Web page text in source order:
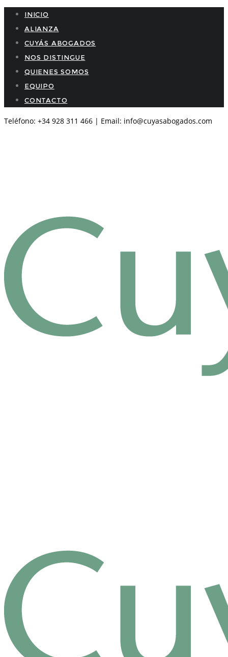
INICIO
ALIANZA
CUYÁS ABOGADOS
NOS DISTINGUE
QUIENES SOMOS
EQUIPO
CONTACTO
Teléfono: +34 928 311 466 | Email: info@cuyasabogados.com